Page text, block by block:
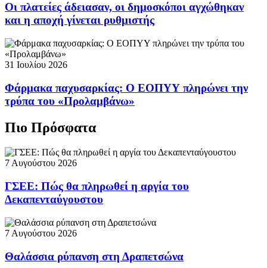
Οι πλατείες άδειασαν, οι δημοσκόποι αγχώθηκαν
και η αποχή γίνεται ρυθμιστής
31 Ιουλίου 2026
Φάρμακα παχυσαρκίας: Ο ΕΟΠΥΥ πληρώνει την
τρύπα του «Προλαμβάνω»
Πιο Πρόσφατα
7 Αυγούστου 2026
ΓΣΕΕ: Πώς θα πληρωθεί η αργία του
Δεκαπενταύγουστου
7 Αυγούστου 2026
Θαλάσσια ρύπανση στη Δραπετσώνα